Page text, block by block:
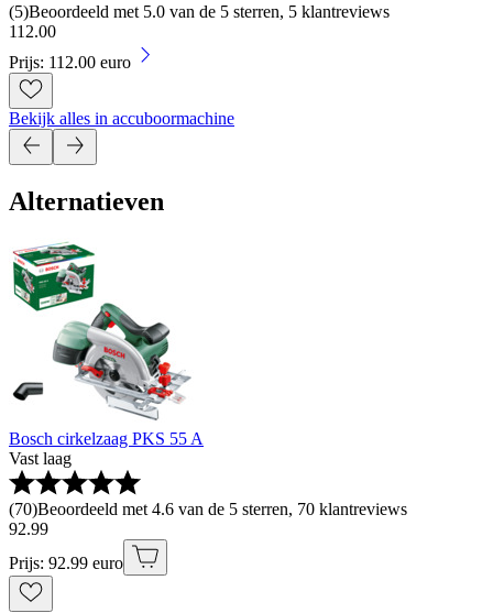
(5)Beoordeeld met 5.0 van de 5 sterren, 5 klantreviews
112.00
Prijs: 112.00 euro
Bekijk alles in accuboormachine
Alternatieven
Bosch cirkelzaag PKS 55 A
Vast laag
(70)Beoordeeld met 4.6 van de 5 sterren, 70 klantreviews
92.99
Prijs: 92.99 euro